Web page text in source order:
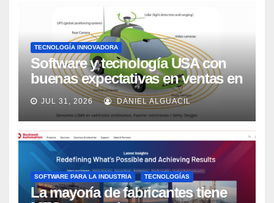
TECNOLOGÍA INNOVADORA
Software y tecnología USA con
buenas expectativas en ventas en
los próximos 2 años, según
Market Watch
JUL 31, 2026 DANIEL ALGUACIL
SOFTWARE PARA LA INDUSTRIA TECNOLOGÍAS
La mayoría de fabricantes tiene